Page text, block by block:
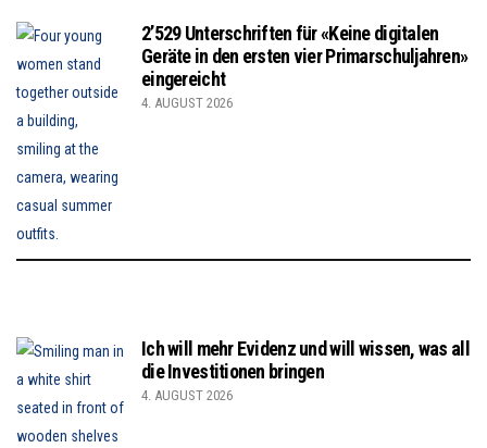
2’529 Unterschriften für «Keine digitalen
Geräte in den ersten vier Primarschuljahren»
eingereicht
4. AUGUST 2026
Ich will mehr Evidenz und will wissen, was all
die Investitionen bringen
4. AUGUST 2026